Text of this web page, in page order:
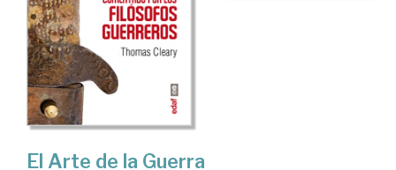
El Arte de la Guerra